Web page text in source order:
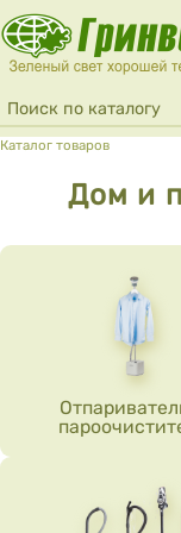
Перейти к
Форма поиска
Поиск
Вы здесь
Каталог товаров
Дом и